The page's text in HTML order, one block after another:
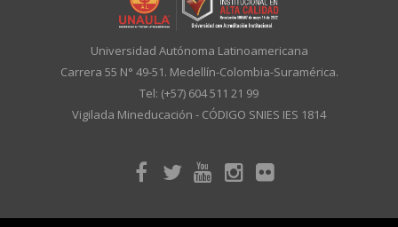
Universidad Autónoma Latinoamericana
Carrera 55 N° 49-51. Medellín-Colombia-Suramérica.
Tel: (+57) 604 511 21 99
Vigilada Mineducación - CÓDIGO SNIES IES 1814